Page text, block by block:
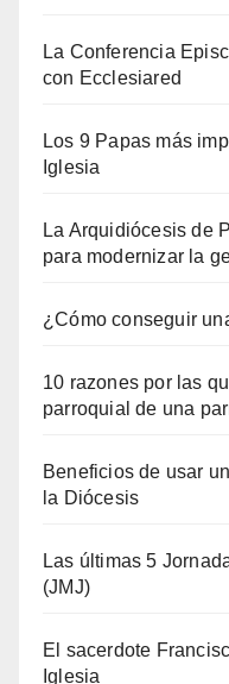
La Conferencia
con Ecclesiared
Los 9 Papas más
Iglesia
La Arquidiócesis de
para modernizar la
¿Cómo conseguir
10 razones por las
parroquial de una
Beneficios de usar
la Diócesis
Las últimas 5
(JMJ)
El sacerdote
Iglesia